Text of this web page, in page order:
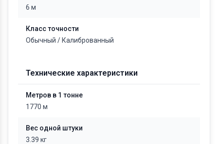
6 м
Класс точности
Обычный / Калиброванный
Технические характеристики
Метров в 1 тонне
1770 м
Вес одной штуки
3.39 кг